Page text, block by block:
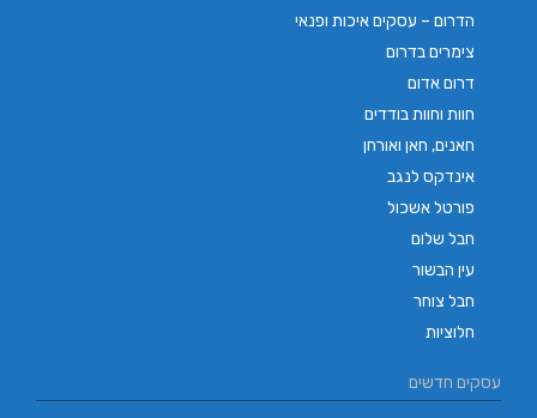
הדרום – עסקים איכות ופנאי
צימרים בדרום
דרום אדום
חוות וחוות בודדים
חאנים, חאן ואורחן
אינדקס לנגב
פורטל אשכול
חבל שלום
עין הבשור
חבל צוחר
חלוציות
עסקים חדשים